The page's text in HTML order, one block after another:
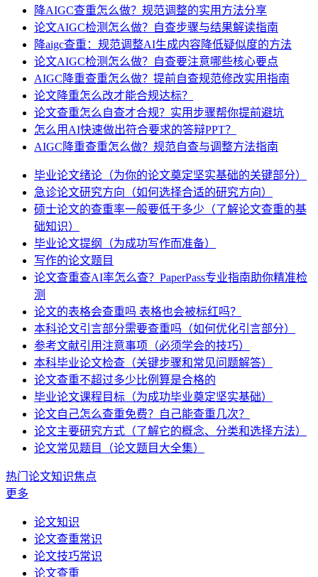
降AIGC查重怎么做？规范调整的实用方法分享
论文AIGC检测怎么做？自查步骤与结果解读指南
降aigc查重：规范调整AI生成内容降低疑似度的方法
论文AIGC检测怎么做？自查要注意哪些核心要点
AIGC降重查重怎么做？提前自查规范修改实用指南
论文降重怎么改才能合规达标？
论文查重怎么自查才合规？实用步骤帮你提前避坑
怎么用AI快速做出符合要求的答辩PPT？
AIGC降重查重怎么做？规范自查与调整方法指南
毕业论文绪论（为你的论文奠定坚实基础的关键部分）
急诊论文研究方向（如何选择合适的研究方向）
硕士论文的查重率一般要低于多少（了解论文查重的基
础知识）
毕业论文提纲（为成功写作而准备）
写作的论文题目
论文查重查AI率怎么查？PaperPass专业指南助你精准检
测
论文的表格会查重吗 表格也会被标红吗？
本科论文引言部分需要查重吗（如何优化引言部分）
参考文献引用注意事项（必须学会的技巧）
本科毕业论文检查（关键步骤和常见问题解答）
论文查重不超过多少比例算是合格的
毕业论文课程目标（为成功毕业奠定坚实基础）
论文自己怎么查重免费？自己能查重几次？
论文主要研究方式（了解它的概念、分类和选择方法）
论文常见题目（论文题目大全集）
热门论文知识焦点
更多
论文知识
论文查重常识
论文技巧常识
论文查重